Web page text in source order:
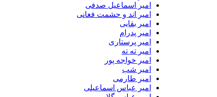
امیر اسماعیل صدفی
امیر اند و حشمت فغانی
امیر بقایی
امیر پدرام
امیر پرستاری
امیر ته ته
امیر خواجه پور
امیر شب
امیر طارمی
امیر عباس اسماعیلی